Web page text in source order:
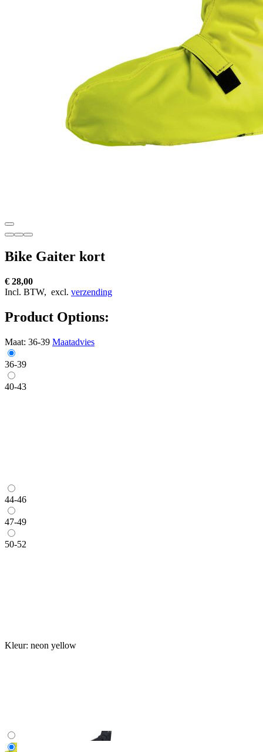
Bike Gaiter kort
€ 28,00
Incl. BTW, excl. verzending
Product Options:
Maat: 36-39 Maatadvies
36-39
40-43
44-46
47-49
50-52
Kleur: neon yellow